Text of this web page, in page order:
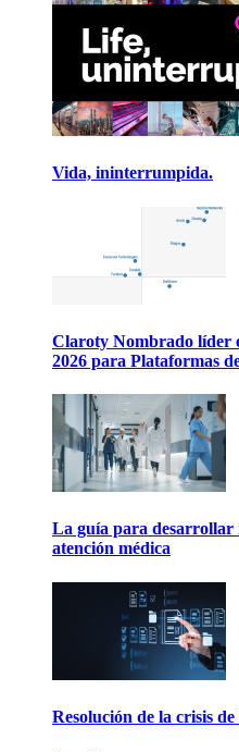
Vida, ininterrumpida.
Claroty Nombrado líder
2026 para Plataformas
La guía para desarrollar
atención médica
Resolución de la crisis